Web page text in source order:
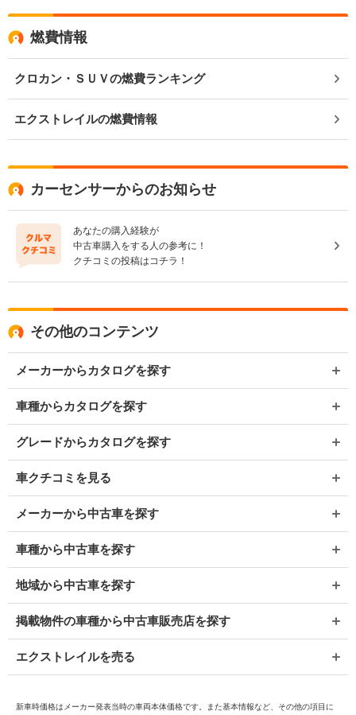
燃費情報
クロカン・ＳＵＶの燃費ランキング
エクストレイルの燃費情報
カーセンサーからのお知らせ
あなたの購入経験が
中古車購入をする人の参考に！
クチコミの投稿はコチラ！
その他のコンテンツ
メーカーからカタログを探す
車種からカタログを探す
グレードからカタログを探す
車クチコミを見る
メーカーから中古車を探す
車種から中古車を探す
地域から中古車を探す
掲載物件の車種から中古車販売店を探す
エクストレイルを売る
新車時価格はメーカー発表当時の車両本体価格です。また基本情報など、その他の項目に